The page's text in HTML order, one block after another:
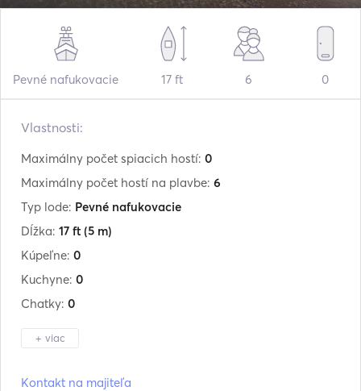
Pevné nafukovacie 17 ft 6 0
Vlastnosti:
Maximálny počet spiacich hostí: 0
Maximálny počet hostí na plavbe: 6
Typ lode: Pevné nafukovacie
Dĺžka: 17 ft (5 m)
Kúpeľne: 0
Kuchyne: 0
Chatky: 0
+ viac
Kontakt na majiteľa